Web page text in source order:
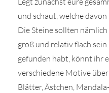
und schaut, welche
Die Steine sollten
groß und relativ flach
gefunden habt, könnt ihr
verschiedene Motive
Blätter, Ästchen,